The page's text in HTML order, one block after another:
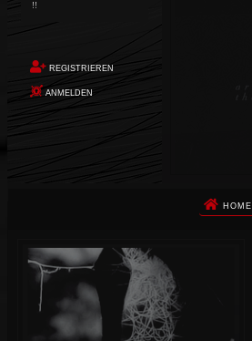
!!
REGISTRIEREN
ANMELDEN
HOME
Die Apokalypse. Das ist das Wort,
das Ihnen in den Sinn kommt, als
Sie auf dem Boden aufwachen, Ihr
Körper schmerzt und Ihr Geist
wird von alptraumhaften
Erinnerungen überflutet. Vor